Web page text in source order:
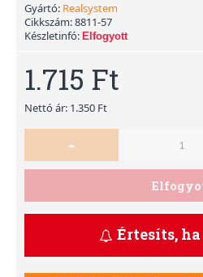
Gyártó: Realsystem
Cikkszám:8811-57
Készletinfó: Elfogyott
1.715 Ft
Nettó ár: 1.350 Ft
-
Értesíts,